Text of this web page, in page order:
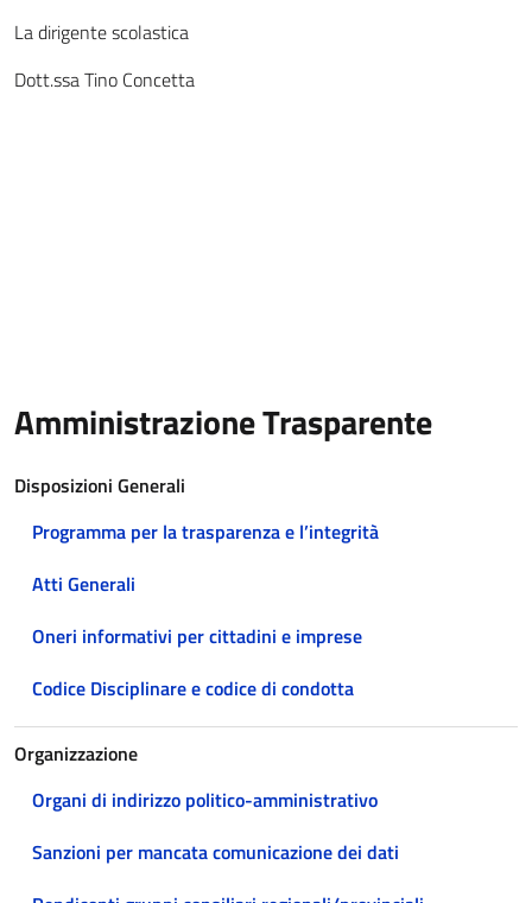
La dirigente scolastica
Dott.ssa Tino Concetta
Amministrazione Trasparente
Disposizioni Generali
Programma per la trasparenza e l’integrità
Atti Generali
Oneri informativi per cittadini e imprese
Codice Disciplinare e codice di condotta
Organizzazione
Organi di indirizzo politico-amministrativo
Sanzioni per mancata comunicazione dei dati